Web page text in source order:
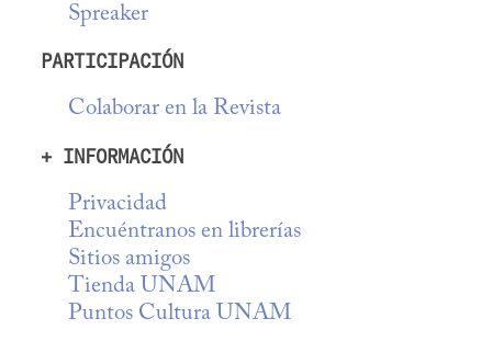
Spreaker
PARTICIPACIÓN
Colaborar en la Revista
+ INFORMACIÓN
Privacidad
Encuéntranos en librerías
Sitios amigos
Tienda UNAM
Puntos Cultura UNAM